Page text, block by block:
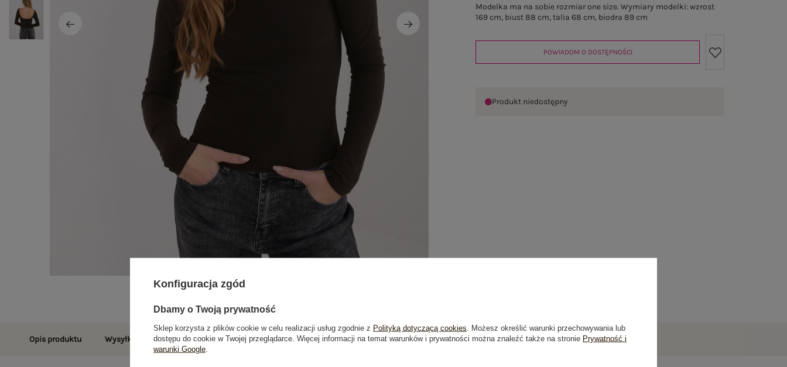
Modelka ma na sobie rozmiar one size. Wymiary modelki: wzrost
169 cm, biust 88 cm, talia 68 cm, biodra 89 cm
POWIADOM O DOSTĘPNOŚCI
Produkt niedostępny
Opis produktu Wysyłka i dostawa Zwroty i reklamacje Opinie o produkcie(0)
Konfiguracja zgód
Dbamy o Twoją prywatność
Sklep korzysta z plików cookie w celu realizacji usług zgodnie z Polityką dotyczącą cookies . Możesz określić warunki przechowywania lub
dostępu do cookie w Twojej przeglądarce. Więcej informacji na temat warunków i prywatności można znaleźć także na stronie Prywatność i
warunki Google